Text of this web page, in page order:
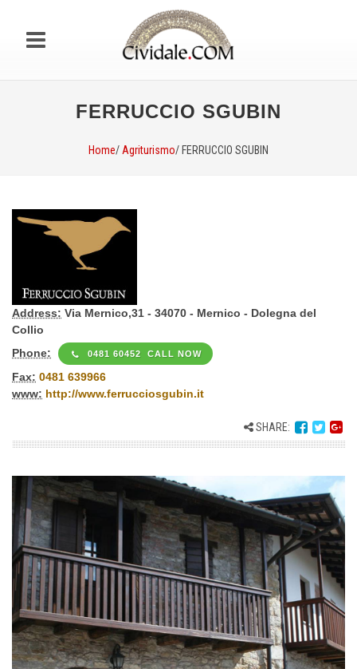
FERRUCCIO SGUBIN
Home/ Agriturismo/ FERRUCCIO SGUBIN
Address: Via Mernico,31 - 34070 - Mernico - Dolegna del
Collio
Phone:
0481 60452 CALL NOW
Fax: 0481 639966
www: http://www.ferrucciosgubin.it
SHARE: